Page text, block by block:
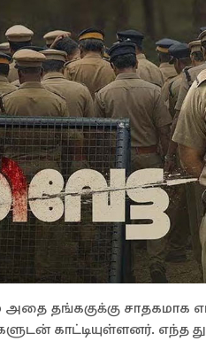
தங்ககுக்கு சாதகமாக
காட்டியுள்ளனர்.